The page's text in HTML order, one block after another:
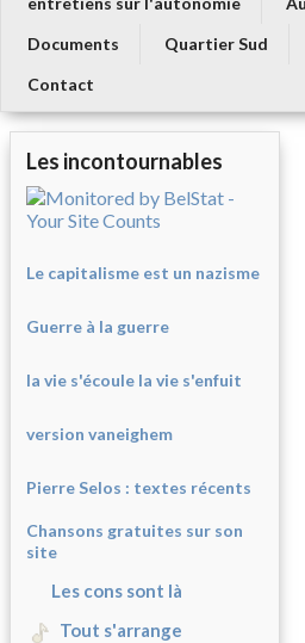
Documents
Quartier Sud
Contact
Les incontournables
Le capitalisme est un nazisme
Guerre à la guerre
la vie s'écoule la vie s'enfuit
version vaneighem
Pierre Selos : textes récents
Chansons gratuites sur son
site
Les cons sont là
Tout s'arrange